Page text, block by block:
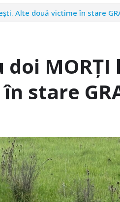
Alte două victime în stare
doi
stare